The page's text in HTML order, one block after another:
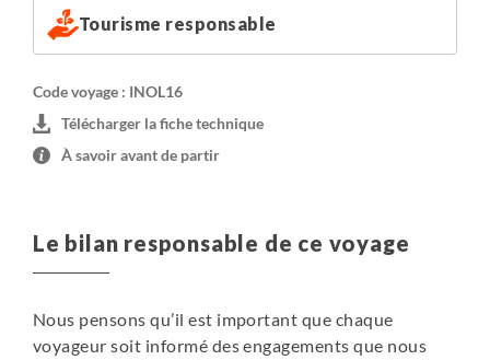
Note : Le premier jour, la chambre est disponible à 14h
au plus tard. Le dernier jour la chambre doit être libérée à
midi, même si le départ n’a lieu qu’en soirée. Disponibilité
anticipée/tardive garantie avec supplément, nous
contacter avant le départ.
Tourisme responsable
Code voyage : INOL16
Télécharger la fiche technique
À savoir avant de partir
Le bilan responsable de ce voyage
Nous pensons qu’il est important que chaque
voyageur soit informé des engagements que nous